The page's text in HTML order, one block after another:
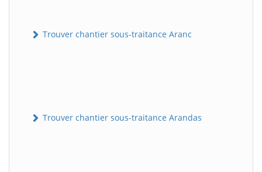
Trouver chantier sous-traitance Aranc
Trouver chantier sous-traitance Arandas